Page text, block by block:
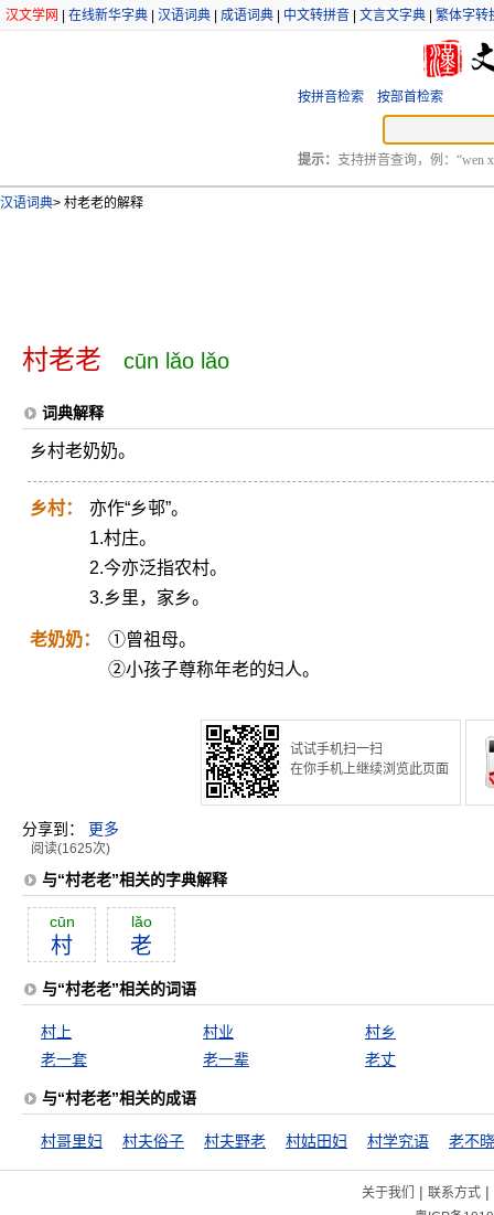
汉文学网 在线新华字典 汉语词典 成语词典 中文转拼音 文言文字典 繁体字转
按拼音检索 按部首检索
提示： 支持拼音查询，例：“wen
汉语词典> 村老老的解释
村老老 cūn lǎo lǎo
词典解释
乡村老奶奶。
乡村：
亦作“乡邨”。
1.村庄。
2.今亦泛指农村。
3.乡里，家乡。
老奶奶：
①曾祖母。
②小孩子尊称年老的妇人。
试试手机扫一扫
在你手机上继续浏览此页面
分享到： 更多
阅读(1625次)
与“村老老”相关的字典解释
cūn
村
lăo
老
与“村老老”相关的词语
村上 村业
村乡
老一套
老一辈 老丈
与“村老老”相关的成语
村哥里妇 村夫俗子 村夫野老 村姑田妇 村学究语 老不
关于我们 | 联系方式|